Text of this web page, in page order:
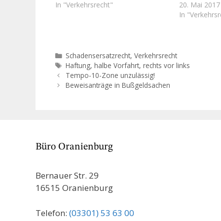
Vorfahrt), heute soll der Fall
Höchstgeschwindigkeit leicht
überschritten hat. Hierzu…
In "Verkehrsrecht"
die
20. Mai 2017
In
Kategorien
Schadensersatzrecht,Verkehrsrecht
Schlagwörter
Haftung,halbe Vorfahrt,rechts vor links
Tempo-10-Zone unzulässig!
Beweisanträge in Bußgeldsachen
Büro Oranienburg
Bernauer Str. 29
16515 Oranienburg
Telefon: (03301) 53 63 00